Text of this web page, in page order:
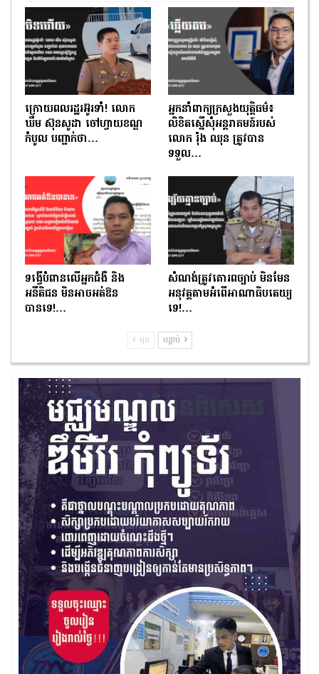
ក្រោយពលរដ្ឋរអ៊ូរទាំ! លោក
ឃឹម ស៊ុនសូដា ចៅហ្វាយខណ្ឌ
កំបូល បញ្ជាក់ថា…
អ្នកនាំពាក្យក្រសួងយុត្តិធម៌៖
លិខិតស្នើសុំអន្តរាគមន៍របស់
លោក រ៉ុង ឈុន ត្រូវបាន
ទទួល…
ទង្វើបំពានលើអ្នកជំងឺ និង
អនីតិជន មិនអាចអត់ឱន
បានទេ!…
សំណង់ត្រូវគោរពច្បាប់ មិនមែន
អនុវត្តតាមអំពើអាណាធិបតេយ្យ
ទេ!…
មុន បន្ទាប់